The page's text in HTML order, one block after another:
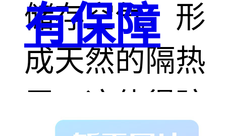
储存空气，形
成天然的隔热
有保障